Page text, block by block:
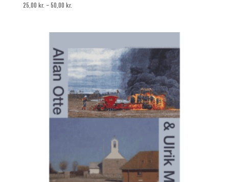
25,00 kr.–50,00 kr.